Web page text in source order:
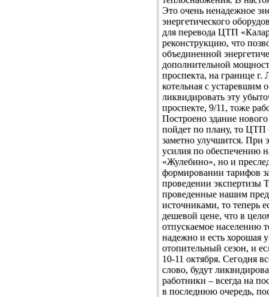
Это очень ненадежное
энергетического
для перевода ЦТП
реконструкцию, что
объединенной
дополнительной
проспекта, на границе
котельная с устаревшим
ликвидировать эту
проспекте, 9/11, тоже
Построено здание
пойдет по плану, то ЦТП
заметно улучшится. При
усилия по обеспечению
«Жулебино», но и
формировании тарифов
проведении экспертизы
проведенные нашим
источниками, то теперь
дешевой цене, что в
отпускаемое населению
надежно и есть хорошая
отопительный сезон, и
10-11 октября. Сегодня
слово, будут
работники – всегда на
в последнюю очередь,